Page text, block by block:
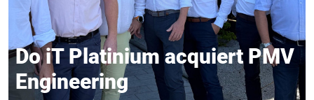
Do iT Platinium acquiert PMV
Engineering